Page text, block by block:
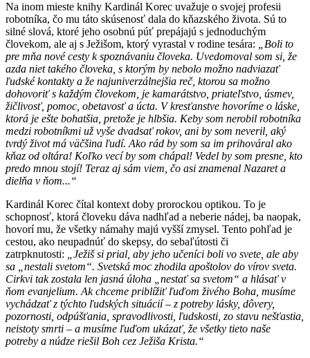
Na inom mieste knihy Kardinál Korec uvažuje o svojej profesii
robotníka, čo mu táto skúsenosť dala do kňazského života. Sú to
silné slová, ktoré jeho osobnú púť prepájajú s jednoduchým
človekom, ale aj s Ježišom, ktorý vyrastal v rodine tesára:
„Boli to
pre mňa nové cesty k spoznávaniu človeka. Uvedomoval som si, že
azda niet takého človeka, s ktorým by nebolo možno nadviazať
ľudské kontakty a že najuniverzálnejšia reč, ktorou sa možno
dohovoriť s každým človekom, je kamarátstvo, priateľstvo, úsmev,
žičlivosť, pomoc, obetavosť a úcta. V kresťanstve hovoríme o láske,
ktorá je ešte bohatšia, pretože je hlbšia. Keby som nerobil robotníka
medzi robotníkmi už vyše dvadsať rokov, ani by som neveril, aký
tvrdý život má väčšina ľudí. Ako rád by som sa im prihováral ako
kňaz od oltára! Koľko vecí by som chápal! Vedel by som presne, kto
predo mnou stojí! Teraz aj sám viem, čo asi znamenal Nazaret a
dielňa v ňom...“
Kardinál Korec čítal kontext doby prorockou optikou. To je
schopnosť, ktorá človeku dáva nadhľad a neberie nádej, ba naopak,
hovorí mu, že všetky námahy majú vyšší zmysel. Tento pohľad je
cestou, ako neupadnúť do skepsy, do sebaľútosti či
zatrpknutosti:
„Ježiš si prial, aby jeho učeníci boli vo svete, ale aby
sa „nestali svetom“. Svetská moc zhodila apoštolov do vírov sveta.
Cirkvi tak zostala len jasná úloha „nestať sa svetom“ a hlásať v
ňom evanjelium. Ak chceme priblížiť ľuďom živého Boha, musíme
vychádzať z týchto ľudských situácií – z potreby lásky, dôvery,
pozornosti, odpúšťania, spravodlivosti, ľudskosti, zo stavu nešťastia,
neistoty smrti – a musíme ľuďom ukázať, že všetky tieto naše
potreby a núdze riešil Boh cez Ježiša Krista.“